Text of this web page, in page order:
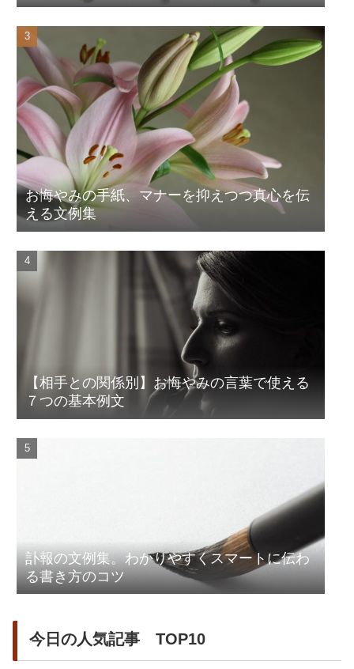
お悔やみの手紙、マナーを抑えつつ真心を伝
える文例集
【相手との関係別】お悔やみの言葉で使える
７つの基本例文
訃報の文例集。わかりやすくスマートに伝わ
る書き方のコツ
今日の人気記事 TOP10